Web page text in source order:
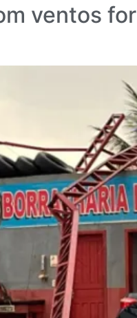
ventos